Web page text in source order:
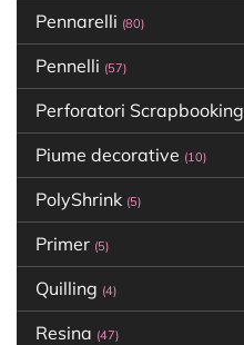
Pennarelli (80)
Pennelli (57)
Perforatori Scrapbooking
Piume decorative (10)
PolyShrink (5)
Primer (5)
Quilling (4)
Resina (47)